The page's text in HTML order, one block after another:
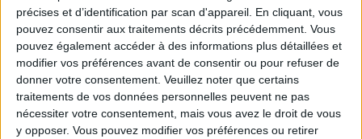
précises et d’identification par scan d'appareil. En cliquant, vous
pouvez consentir aux traitements décrits précédemment. Vous
pouvez également accéder à des informations plus détaillées et
modifier vos préférences avant de consentir ou pour refuser de
donner votre consentement. Veuillez noter que certains
traitements de vos données personnelles peuvent ne pas
nécessiter votre consentement, mais vous avez le droit de vous
y opposer. Vous pouvez modifier vos préférences ou retirer
L'Accompagnement VIP, c'est quoi exactement
?